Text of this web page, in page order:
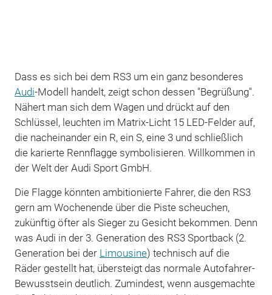
Dass es sich bei dem RS3 um ein ganz besonderes
Audi-Modell handelt, zeigt schon dessen "Begrüßung".
Nähert man sich dem Wagen und drückt auf den
Schlüssel, leuchten im Matrix-Licht 15 LED-Felder auf,
die nacheinander ein R, ein S, eine 3 und schließlich
die karierte Rennflagge symbolisieren. Willkommen in
der Welt der Audi Sport GmbH.
Die Flagge könnten ambitionierte Fahrer, die den RS3
gern am Wochenende über die Piste scheuchen,
zukünftig öfter als Sieger zu Gesicht bekommen. Denn
was Audi in der 3. Generation des RS3 Sportback (2.
Generation bei der Limousine) technisch auf die
Räder gestellt hat, übersteigt das normale Autofahrer-
Bewusstsein deutlich. Zumindest, wenn ausgemachte